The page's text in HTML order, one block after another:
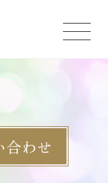
合わせ